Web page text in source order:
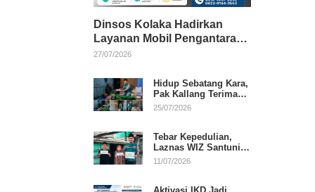
Dinsos Kolaka Hadirkan
Layanan Mobil Pengantaran
Gratis bagi Pasien Penerima
27/07/2026
Hidup Sebatang Kara,
Pak Kallang Terima
Bantuan dari Laznas
25/07/2026
Tebar Kepedulian,
Laznas WIZ Santuni
Anak Yatim dan
11/07/2026